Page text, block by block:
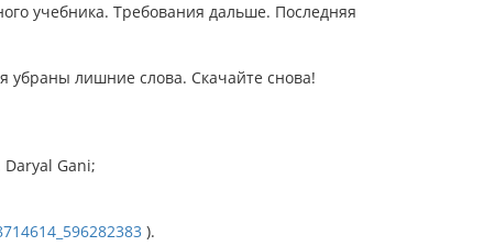
учебника. Требования дальше. Последняя
убраны лишние слова. Скачайте снова!
Daryal Gani;
).